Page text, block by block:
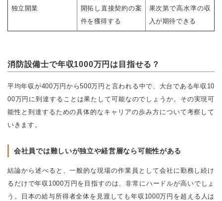
独立開業
開拓し直接契約の案
件を獲得する
果次第で高水準の収
入が期待できる
消防設備士で年収1000万円は目指せる？
平均年収が400万円から500万円と言われる中で、大台である年収10
00万円に到達することは果たして可能なのでしょうか。その実現可
能性と到達するための具体的なキャリアの歩み方について考察して
いきます。
会社員では難しいが独立や経営層なら可能性がある
結論から述べると、一般的な現場の作業員として会社に勤務し続け
るだけで年収1000万円を目指すのは、非常にハードルが高いでしょ
う。日本の給与所得者全体を見渡しても年収1000万円を超える人は